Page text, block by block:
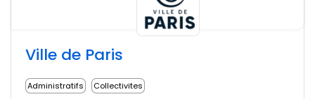
Ville de Paris
Administratifs Collectivites